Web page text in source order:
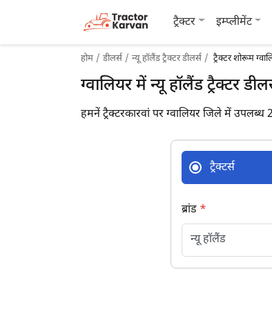
ट्रैक्टर इम्प्लीमेंट
होम डीलर्स न्यू हॉलैंड ट्रैक्टर डीलर्स ट्रैक्टर शोरूम
ग्वालियर में न्यू हॉलैंड ट्रैक्टर
हमनें ट्रैक्टरकारवां पर ग्वालियर जिले में उपलब्ध
ट्रैक्टर्स
ब्रांड *